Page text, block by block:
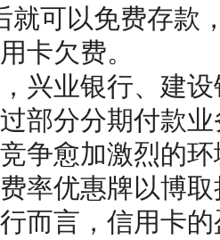
就可以免费存款
卡欠费。
业银行、建设
部分分期付款
争愈加激烈的
率优惠牌以博
言，信用卡的